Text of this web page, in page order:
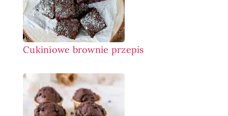
Cukiniowe brownie przepis